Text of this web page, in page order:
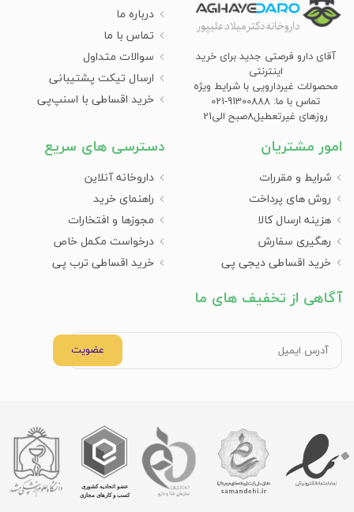
آقای دارو فرصتی جدید برای خرید
اینترنتی
محصولات غیردارویی با شرایط ویژه
تماس با ما: 91300888-021
روزهای غیرتعطیل8صبح الی21
درباره ما
تماس با ما
سوالات متداول
ارسال تیکت پشتیبانی
خرید اقساطی با اسنپ‌پی
امور مشتریان
شرایط و مقررات
روش های پرداخت
هزینه ارسال کالا
رهگیری سفارش
خرید اقساطی دیجی پی
دسترسی های سریع
داروخانه آنلاین
راهنمای خرید
مجوزها و افتخارات
درخواست مکمل خاص
خرید اقساطی ترب پی
آگاهی از تخفیف های ما
عضویت